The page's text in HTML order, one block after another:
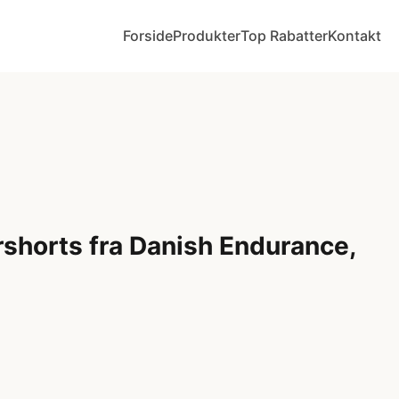
ForsideProdukterTop RabatterKontakt
fra Danish Endurance,